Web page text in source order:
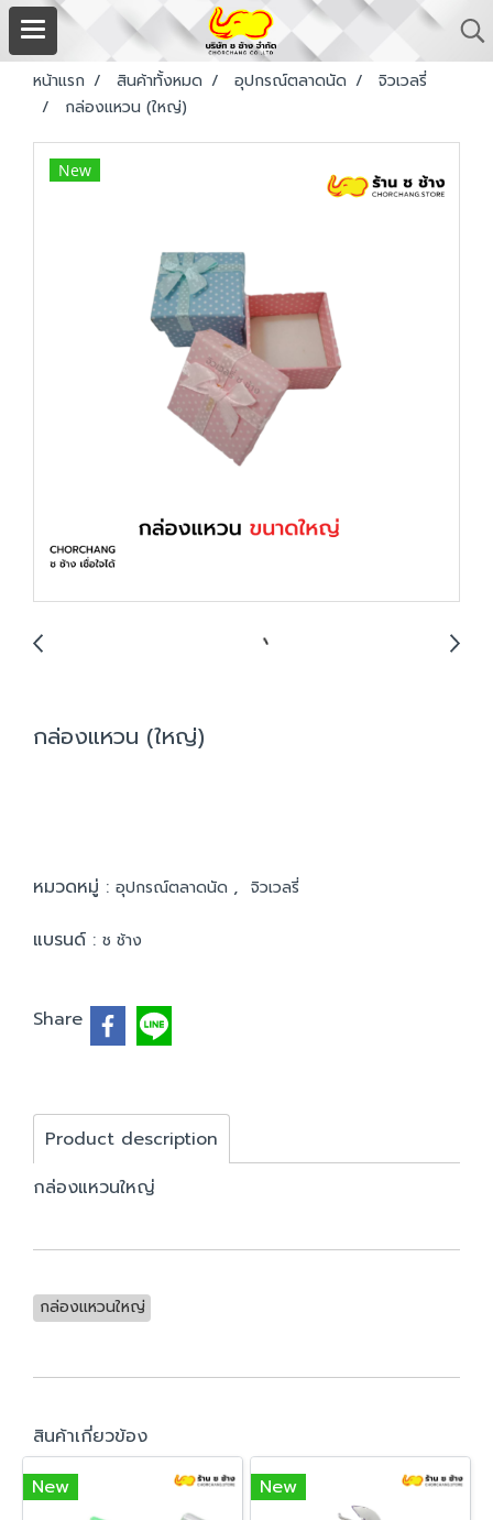
หน้าแรก สินค้าทั้งหมด อุปกรณ์ตลาดนัด
จิวเวลรี่
กล่องแหวน (ใหญ่)
New
กล่องแหวน (ใหญ่)
หมวดหมู่ : อุปกรณ์ตลาดนัด , จิวเวลรี่
แบรนด์ : ช ช้าง
Share
Product description
กล่องแหวนใหญ่
กล่องแหวนใหญ่
สินค้าเกี่ยวข้อง
New
New